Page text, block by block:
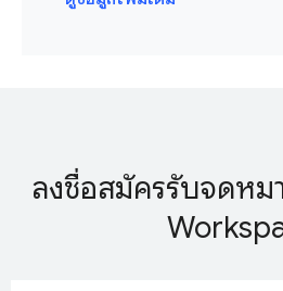
ลงชื่อสมัครรับจดหม